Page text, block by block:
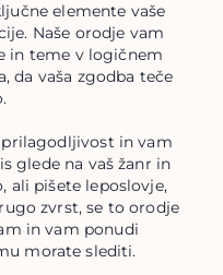
elemente vaše
Naše orodje vam
in teme v logičnem
da vaša zgodba teče
in vam
glede na vaš žanr in
ali pišete leposlovje,
zvrst, se to orodje
in vam ponudi
morate slediti.